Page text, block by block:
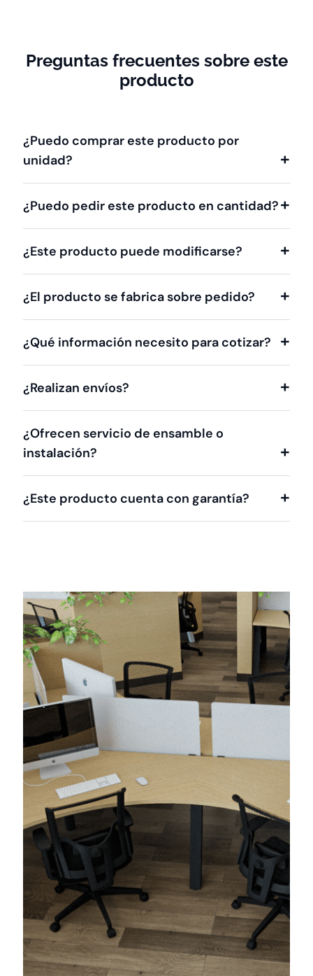
Preguntas frecuentes sobre este
producto
¿Puedo comprar este producto por
unidad?
¿Puedo pedir este producto en cantidad?
¿Este producto puede modificarse?
¿El producto se fabrica sobre pedido?
¿Qué información necesito para cotizar?
¿Realizan envíos?
¿Ofrecen servicio de ensamble o
instalación?
¿Este producto cuenta con garantía?